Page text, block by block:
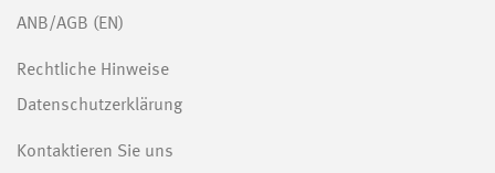
ANB/AGB (EN)
Rechtliche Hinweise
Datenschutzerklärung
Kontaktieren Sie uns